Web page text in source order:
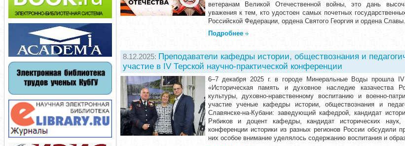
ветеранам Великой Отечественной войны, это дань
уважения к тем, кто удостоен самых почетных
Российской Федерации, ордена Святого Георгия и ордена Славы.
Подробнее
8.12.2025: Преподаватели кафедры истории, обществознания и
участие в IV Терской научно-практической конференции
6–7 декабря 2025 г. в городе Минеральные Воды прошла IV
«Историческая память и духовное наследие казачества
культуры, духовно-нравственному воспитанию и военно-
участие ученые кафедры истории, обществознания и
Славянске-на-Кубани: заведующий кафедрой, кандидат
Рябиков и доцент кафедры, кандидат исторических
конференции историки из разных регионов России обсудили
них особое внимание уделялось содержанию воспитания и